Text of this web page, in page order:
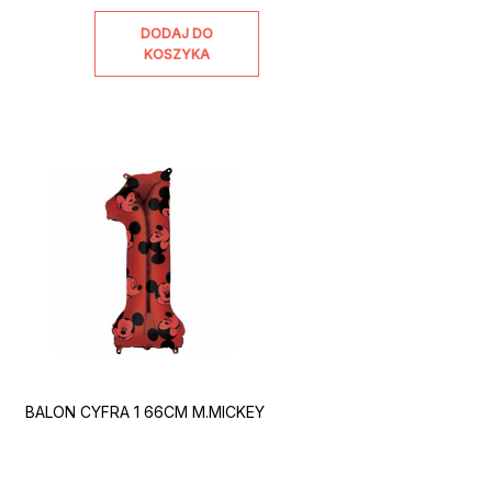
DODAJ DO
KOSZYKA
BALON CYFRA 1 66CM M.MICKEY